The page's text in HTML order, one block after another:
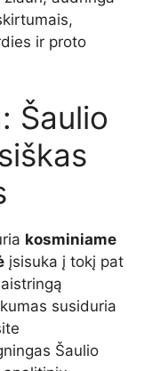
ir proto
Šaulio
kosminiame
įsisuka į tokį pat
susiduria
Šaulio